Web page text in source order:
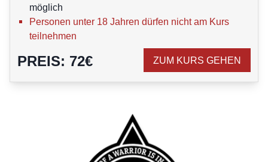
möglich
Personen unter 18 Jahren dürfen nicht am Kurs
teilnehmen
PREIS: 72€ ZUM KURS GEHEN